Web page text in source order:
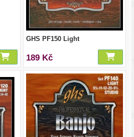
GHS PF150 Light
189 Kč